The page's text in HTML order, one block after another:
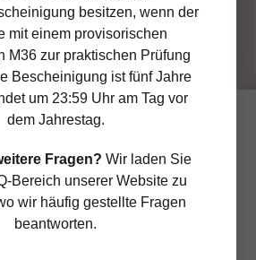
IHRE BESCHEINIGUNG
des
besitzen, wenn der
mit einem provisorischen
M36 zur praktischen Prüfung
Bescheinigung ist fünf Jahre
um 23:59 Uhr am Tag vor
dem Jahrestag.
Fragen? Wir laden Sie
Bereich unserer Website zu
wir häufig gestellte Fragen
beantworten.